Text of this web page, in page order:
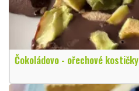
Čokoládovo - ořechové kostičky